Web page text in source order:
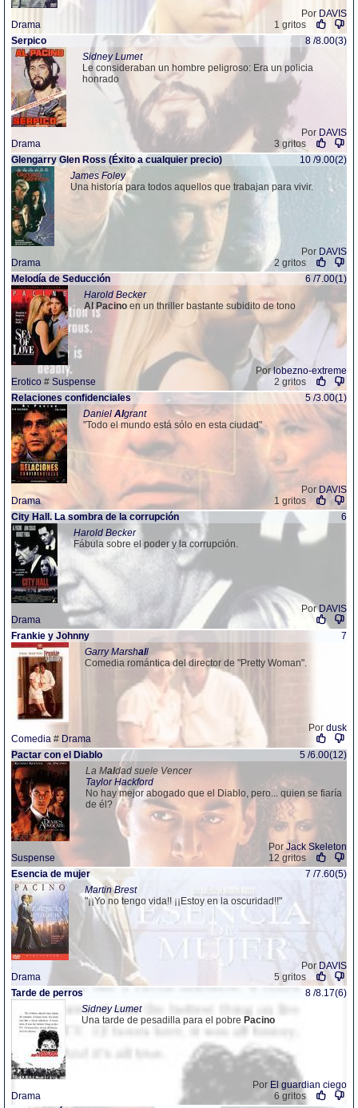
Por DAVIS
Drama
1 gritos
Serpico
8 /8.00(3)
Sidney Lumet
Le consideraban un hombre peligroso: Era un policia
honrado
Por DAVIS
Drama
3 gritos
Glengarry Glen Ross (Éxito a cual quier precio)
10 /9.00(2)
James Foley
Una historia para todos aquellos que trabajan para vivir.
Por DAVIS
Drama
2 gritos
Melodía de Seducción
6 /7.00(1)
Harold Becker
Al Pacino en un thriller bastante subidito de tono
Porlobezno-extreme
Erotico # Suspense
2 gritos
Relaciones confidencial es
5 /3.00(1)
Daniel Algrant
"Todo el mundo está sólo en esta ciudad"
Por DAVIS
Drama
1 gritos
City Hal l. La sombra de la corrupción
6
Harold Becker
Fábula sobre el poder y la corrupción.
PorDAVIS
Drama
Frankie y Johnny
7
Garry Marshall
Comedia romántica del director de "Pretty Woman".
Por dusk
Comedia # Drama
Pactar con el Diablo
5 /6.00(12)
La Maldad suele Vencer
Taylor Hackford
No hay mejor abogado que el Diablo, pero... quien se fiaría
de él?
Por Jack Skeleton
Suspense
12 gritos
Esencia de mujer
7 /7.60(5)
Martin Brest
"¡¡Yo no tengo vida!! ¡¡Estoy en la oscuridad!!"
Por DAVIS
Drama
5 gritos
Tarde de perros
8 /8.17(6)
Sidney Lumet
Una tarde de pesadilla para el pobre Pacino
Por El guardian ciego
Drama
6 gritos